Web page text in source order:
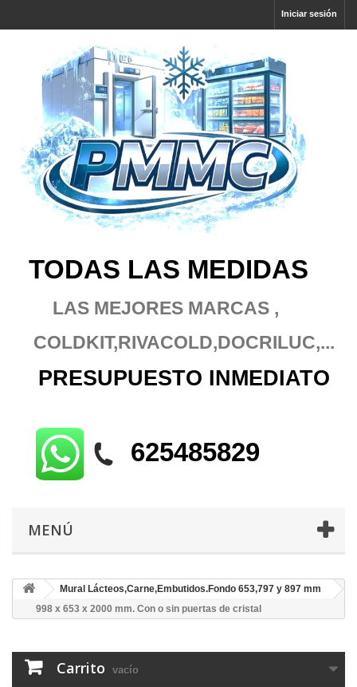
Iniciar sesión
TODAS LAS MEDIDAS
LAS MEJORES MARCAS ,
COLDKIT,RIVACOLD,DOCRILUC,...
PRESUPUESTO INMEDIATO
625485829
MENÚ
Mural Lácteos,Carne,Embutidos.Fondo 653,797 y 897 mm
998 x 653 x 2000 mm. Con o sin puertas de cristal
Carrito vacío